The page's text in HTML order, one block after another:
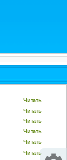
Читать
Читать
Читать
Читать
Читать
Читать